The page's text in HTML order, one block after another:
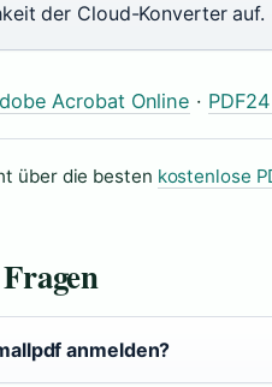
der Cloud-Konverter auf.
Acrobat Online ·
über die besten kostenlose
anmelden?